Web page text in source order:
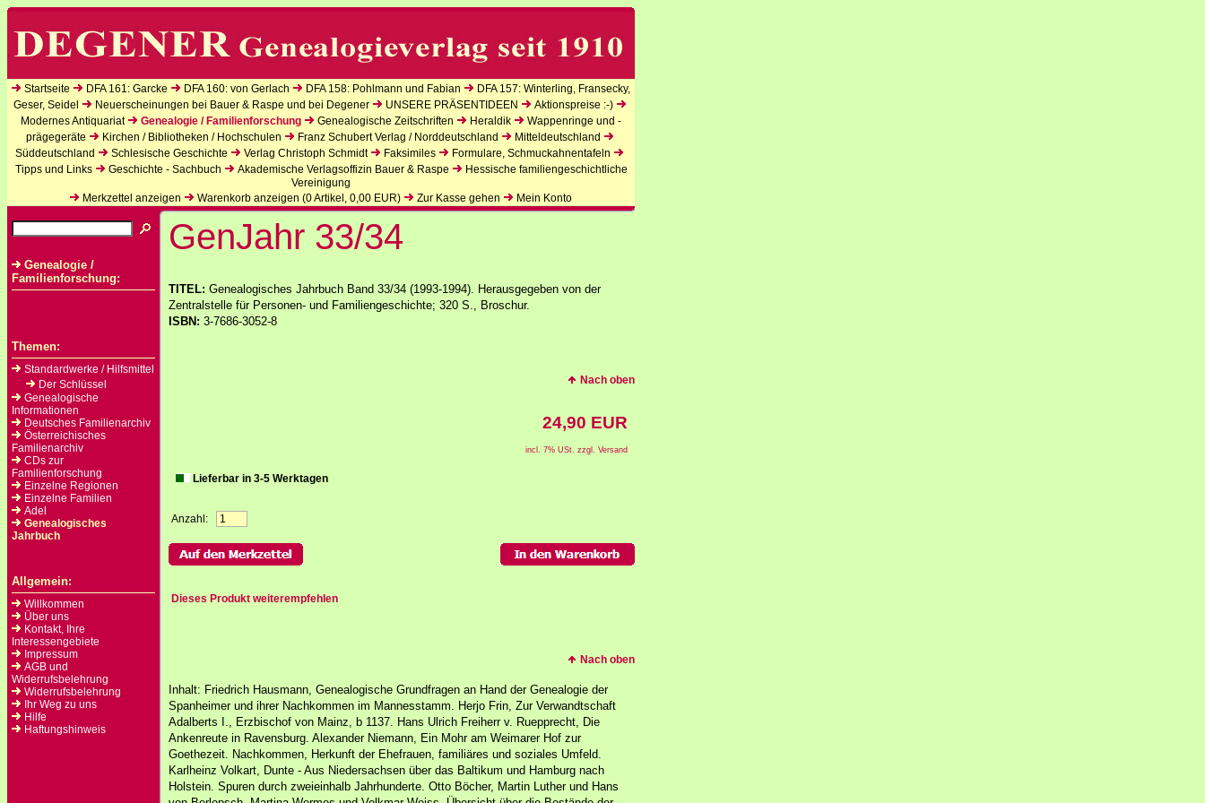
Startseite DFA 161: Garcke DFA 160: von Gerlach DFA 158: Pohlmann und Fabian
DFA 157: Winterling, Fransecky,
Geser, Seidel
Neuerscheinungen bei Bauer & Raspe und bei Degener UNSERE PRÄSENTIDEEN
Aktionspreise :-)
Modernes Antiquariat
Genealogie / Familienforschung Genealogische Zeitschriften Heraldik
Wappenringe und -
prägegeräte
Kirchen / Bibliotheken / Hochschulen Franz Schubert Verlag / Norddeutschland
Mitteldeutschland
Süddeutschland
Schlesische Geschichte Verlag Christoph Schmidt Faksimiles
Formulare, Schmuckahnentafeln
Tipps und Links
Geschichte - Sachbuch Akademische Verlagsoffizin Bauer & Raspe
Hessische familiengeschichtliche
Vereinigung
Merkzettel anzeigen
Warenkorb anzeigen (0Artikel, 0,00 EUR) Zur Kasse gehen Mein Konto
Genealogie /
Familienforschung:
Themen:
Standardwerke / Hilfsmittel
Der Schlüssel
Genealogische
Informationen
Deutsches Familienarchiv
Österreichisches
Familienarchiv
CDs zur
Familienforschung
Einzelne Regionen
Einzelne Familien
Adel
Genealogisches
Jahrbuch
Allgemein:
Willkommen
Über uns
Kontakt, Ihre
Interessengebiete
Impressum
AGB und
Widerrufsbelehrung
Widerrufsbelehrung
Ihr Weg zu uns
Hilfe
Haftungshinweis
GenJahr 33/34
TITEL: Genealogisches Jahrbuch Band 33/34 (1993-1994). Herausgegeben von der
Zentralstelle für Personen- und Familiengeschichte; 320 S., Broschur.
ISBN: 3-7686-3052-8
Nach oben
24,90 EUR
incl. 7% USt. zzgl. Versand
Lieferbar in 3-5 Werktagen
Anzahl:
Dieses Produkt weiterempfehlen
Nach oben
Inhalt: Friedrich Hausmann, Genealogische Grundfragen an Hand der Genealogie der
Spanheimer und ihrer Nachkommen im Mannesstamm. Herjo Frin, Zur Verwandtschaft
Adalberts I., Erzbischof von Mainz, b 1137. Hans Ulrich Freiherr v. Ruepprecht, Die
Ankenreute in Ravensburg. Alexander Niemann, Ein Mohr am Weimarer Hof zur
Goethezeit. Nachkommen, Herkunft der Ehefrauen, familiäres und soziales Umfeld.
Karlheinz Volkart, Dunte - Aus Niedersachsen über das Baltikum und Hamburg nach
Holstein. Spuren durch zweieinhalb Jahrhunderte. Otto Böcher, Martin Luther und Hans